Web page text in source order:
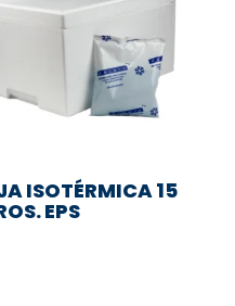
ISOTÉRMICA 15
EPS